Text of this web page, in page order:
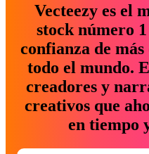
Vecteezy es el
stock número
confianza de más
todo el mundo.
creadores y
creativos que
en tiempo